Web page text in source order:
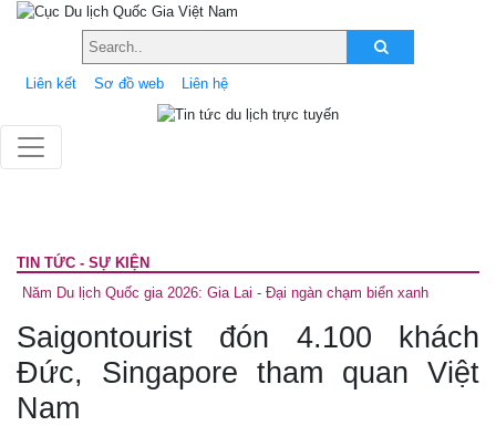
Liên kết Sơ đồ web Liên hệ
TIN TỨC - SỰ KIỆN
Năm Du lịch Quốc gia 2026: Gia Lai - Đại ngàn chạm biển xanh
Saigontourist đón 4.100 khách
Đức, Singapore tham quan Việt
Nam